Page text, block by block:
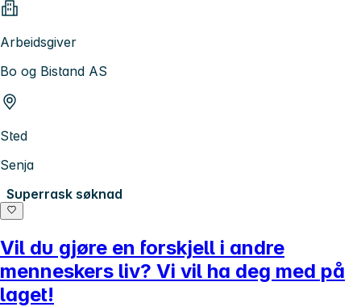
Arbeidsgiver
Bo og Bistand AS
Sted
Senja
Superrask søknad
Vil du gjøre en forskjell i andre
menneskers liv? Vi vil ha deg med på
laget!